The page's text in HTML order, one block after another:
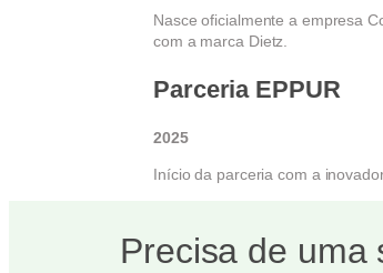
Nasce oficialmente a empresa
com a marca Dietz.
Parceria EPPUR
2025
Início da parceria com a
Precisa de uma